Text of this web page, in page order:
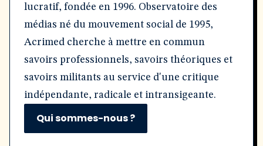
lucratif, fondée en 1996. Observatoire des
médias né du mouvement social de 1995,
Acrimed cherche à mettre en commun
savoirs professionnels, savoirs théoriques et
savoirs militants au service d'une critique
indépendante, radicale et intransigeante.
Qui sommes-nous ?